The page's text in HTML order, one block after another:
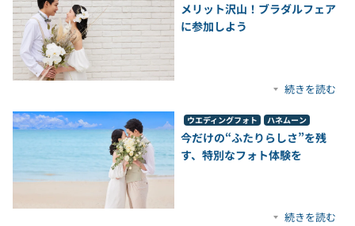
メリット沢山！ブラダルフェア
に参加しよう
続きを読む
ウエディングフォト ハネムーン
今だけの“ふたりらしさ”を残
す、特別なフォト体験を
続きを読む